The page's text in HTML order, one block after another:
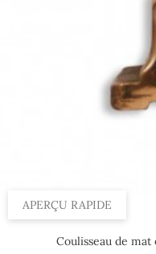
APERÇU RAPIDE
Coulisseau de